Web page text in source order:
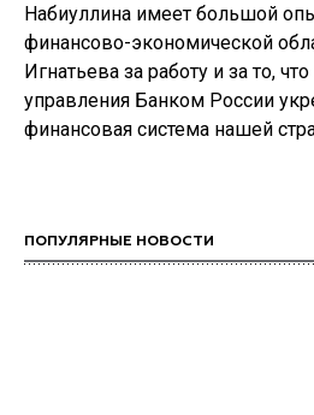
Набиуллина имеет большой
финансово-экономической
Игнатьева за работу и за то,
управления Банком России
финансовая система нашей
ПОПУЛЯРНЫЕ НОВОСТИ